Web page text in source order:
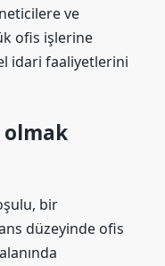
ve
ofis işlerine
idari faaliyetlerini
olmak
bir
düzeyinde ofis